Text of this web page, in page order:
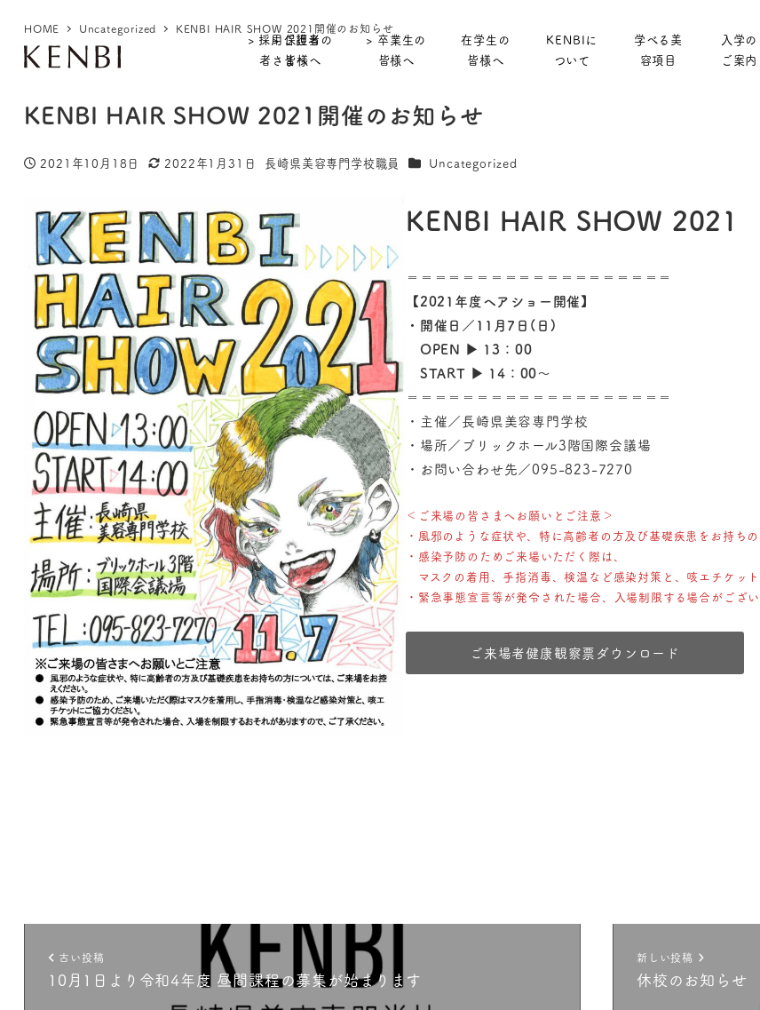
> 採用ご担当
者さまへ
> 保護者の
皆様へ
> 卒業生の
皆様へ
在学生の
皆様へ
KENBIに
ついて
学べる美
容項目
入学の
ご案内
HOME Uncategorized KENBI HAIR SHOW 2021開催のお知らせ
KENBI HAIR SHOW 2021開催のお知らせ
投稿日
2021年10月18日
更新日
2022年1月31日
著
長崎県美容専門学校職員 カテゴリー
Uncategorized
KENBI HAIR SHOW 2021
＝＝＝＝＝＝＝＝＝＝＝＝＝＝＝＝＝＝＝
【2021年度ヘアショー開催】
・開催日／11月7日(日)
OPEN ▶︎ 13：00
START ▶︎ 14：00〜
＝＝＝＝＝＝＝＝＝＝＝＝＝＝＝＝＝＝＝
・主催／長崎県美容専門学校
・場所／ブリックホール3階国際会議場
・お問い合わせ先／095-823-7270
＜ご来場の皆さまへお願いとご注意＞
・風邪のような症状や、特に高齢者の方及び基礎疾患をお持ち
・感染予防のためご来場いただく際は、
マスクの着用、手指消毒、検温など感染対策と、咳エチケット
・緊急事態宣言等が発令された場合、入場制限する場合がござ
ご来場者健康観察票ダウンロード
古い投稿
10月1日より令和4年度 昼間課程の募集が始まります
新しい投稿
休校のお知らせ